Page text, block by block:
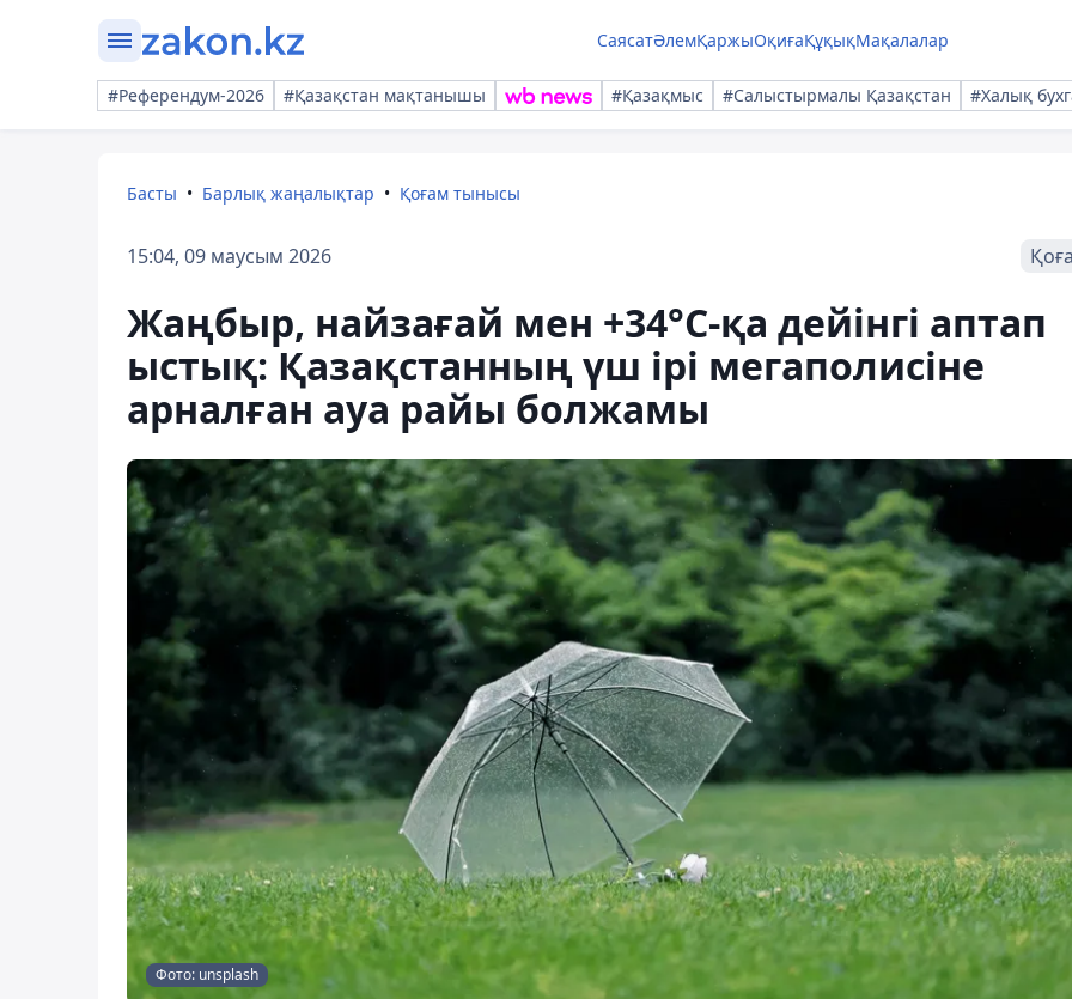
СаясатӘлемҚаржыОқиғаҚұқықМақалалар
#Референдум-2026 #Қазақстан мақтанышы #Қазақмыс #Салыстырмалы Қазақстан #Халық
Басты Барлық жаңалықтар Қоғам тынысы
15:04, 09 маусым 2026
Жаңбыр, найзағай мен +34°С-қа дейінгі аптап
ыстық: Қазақстанның үш ірі мегаполисіне
арналған ауа райы болжамы
Фото: unsplash